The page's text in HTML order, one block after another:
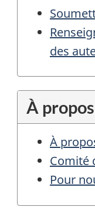
des
À
À
Comité
Pour